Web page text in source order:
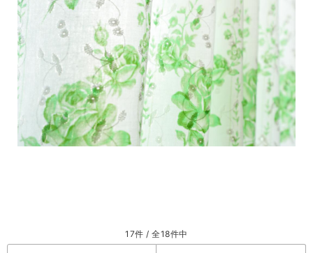
17件 / 全18件中